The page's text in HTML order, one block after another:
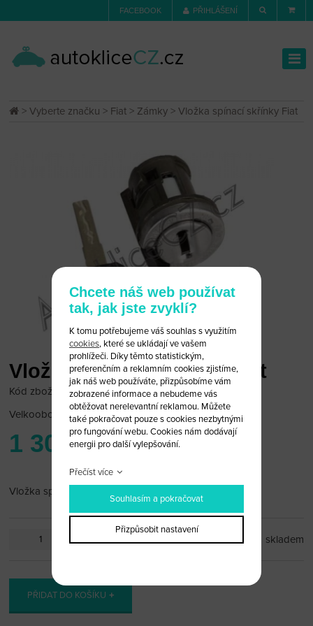
FACEBOOK PŘIHLÁŠENÍ
>Vyberte značku > Fiat > Zámky > Vložka spínací skřínky Fiat
Vložka spínací skřínky Fiat
Kód zboží: fiat-zam-06
Velkoobchodní cena:po přihlášení
1 300 Kč
Vložka spínací skřínky Fiat
ks skladem
PŘIDAT DO KOŠÍKU
Chcete náš web používat
tak, jak jste zvyklí?
K tomu potřebujeme váš souhlas s využitím
cookies, které se ukládají ve vašem
prohlížeči. Díky těmto statistickým,
preferenčním a reklamním cookies zjistíme,
jak náš web používáte, přizpůsobíme vám
zobrazené informace a nebudeme vás
obtěžovat nerelevantní reklamou. Můžete
také pokračovat pouze s cookies nezbytnými
pro fungování webu. Cookies nám dodávají
energii pro další vylepšování.
Přečíst více
Souhlasím a pokračovat
Přizpůsobit nastavení